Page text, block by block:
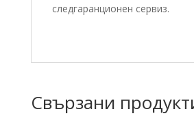
следгаранционен сервиз.
Свързани